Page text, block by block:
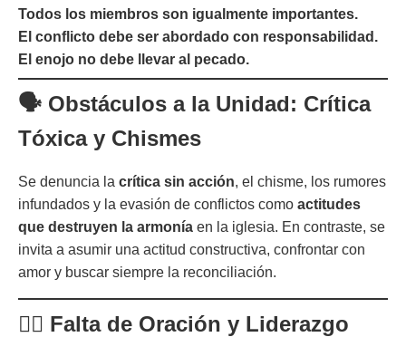
Todos los miembros son igualmente importantes.
El conflicto debe ser abordado con responsabilidad.
El enojo no debe llevar al pecado.
🗣️ Obstáculos a la Unidad: Crítica
Tóxica y Chismes
Se denuncia la crítica sin acción, el chisme, los rumores
infundados y la evasión de conflictos como actitudes
que destruyen la armonía en la iglesia. En contraste, se
invita a asumir una actitud constructiva, confrontar con
amor y buscar siempre la reconciliación.
🧎‍♀️ Falta de Oración y Liderazgo